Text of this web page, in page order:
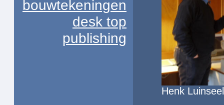
bouwtekeningen
desk top
publishing
Henk